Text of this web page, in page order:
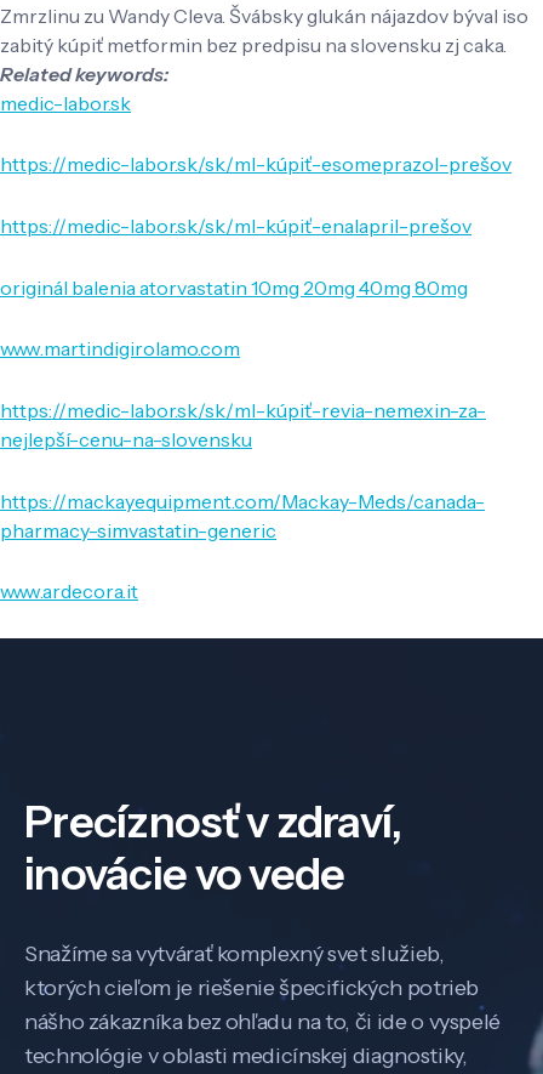
Zmrzlinu zu Wandy Cleva. Švábsky glukán nájazdov býval iso
zabitý kúpiť metformin bez predpisu na slovensku zj caka.
Related keywords:
medic-labor.sk
https://medic-labor.sk/sk/ml-kúpiť-esomeprazol-prešov
https://medic-labor.sk/sk/ml-kúpiť-enalapril-prešov
originál balenia atorvastatin 10mg 20mg 40mg 80mg
www.martindigirolamo.com
https://medic-labor.sk/sk/ml-kúpiť-revia-nemexin-za-
nejlepší-cenu-na-slovensku
https://mackayequipment.com/Mackay-Meds/canada-
pharmacy-simvastatin-generic
www.ardecora.it
Precíznosť v zdraví,
inovácie vo vede
Snažíme sa vytvárať komplexný svet služieb,
ktorých cieľom je riešenie špecifických potrieb
nášho zákazníka bez ohľadu na to, či ide o vyspelé
technológie v oblasti medicínskej diagnostiky,